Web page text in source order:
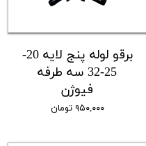
برقو لوله پنج لایه 20-
25-32 سه طرفه
فیوژن
۹۵۰,۰۰۰ تومان